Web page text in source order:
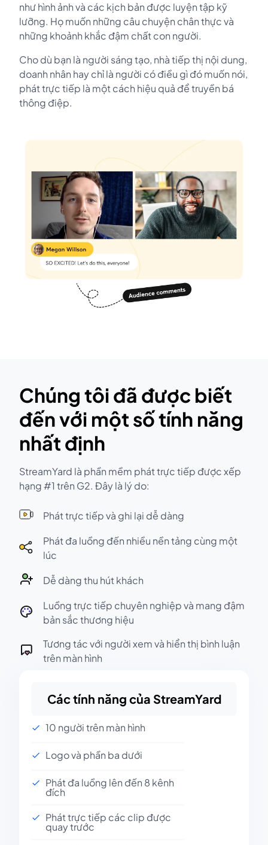
như hình ảnh và các kịch bản được luyện tập kỹ
lưỡng. Họ muốn những câu chuyện chân thực và
những khoảnh khắc đậm chất con người.
Cho dù bạn là người sáng tạo, nhà tiếp thị nội dung,
doanh nhân hay chỉ là người có điều gì đó muốn nói,
phát trực tiếp là một cách hiệu quả để truyền bá
thông điệp.
Chúng tôi đã được biết
đến với một số tính năng
nhất định
StreamYard là phần mềm phát trực tiếp được xếp
hạng #1 trên G2. Đây là lý do:
Phát trực tiếp và ghi lại dễ dàng
Phát đa luồng đến nhiều nền tảng cùng một
lúc
Dễ dàng thu hút khách
Luồng trực tiếp chuyên nghiệp và mang đậm
bản sắc thương hiệu
Tương tác với người xem và hiển thị bình luận
trên màn hình
Các tính năng của StreamYard
10 người trên màn hình
Logo và phần ba dưới
Phát đa luồng lên đến 8 kênh
đích
Phát trực tiếp các clip được
quay trước